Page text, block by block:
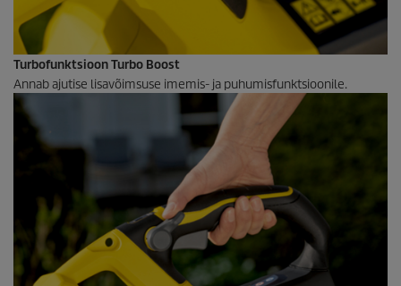
Turbofunktsioon Turbo Boost
Annab ajutise lisavõimsuse imemis- ja puhumisfunktsioonile.